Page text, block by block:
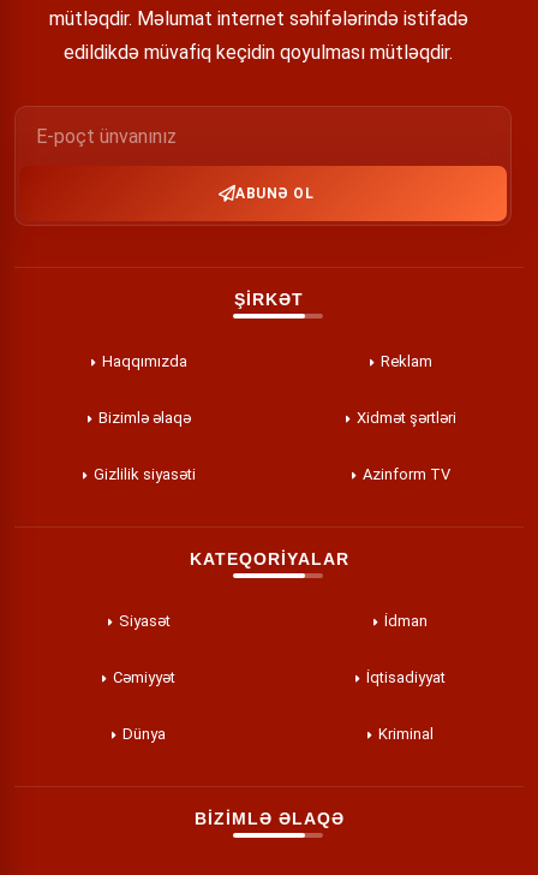
mütləqdir. Məlumat internet səhifələrində istifadə
edildikdə müvafiq keçidin qoyulması mütləqdir.
ABUNƏ OL
ŞİRKƏT
Haqqımızda Reklam
Bizimlə əlaqə Xidmət şərtləri
Gizlilik siyasəti Azinform TV
KATEQORİYALAR
Siyasət İdman
Cəmiyyət İqtisadiyyat
Dünya Kriminal
BİZİMLƏ ƏLAQƏ